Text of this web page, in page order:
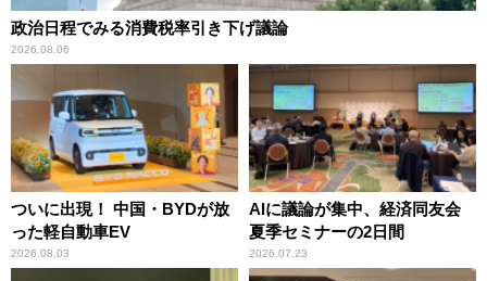
政治日程でみる消費税率引き下げ議論
2026.08.06
ついに出現！ 中国・BYDが放
った軽自動車EV
2026.08.03
AIに議論が集中、経済同友会
夏季セミナーの2日間
2026.07.23